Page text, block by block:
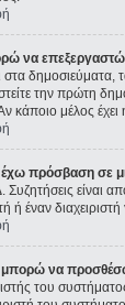
να
δημοσιεύματα,
την πρώτη
κάποιο μέλος
έχω πρόσβαση σε
Συζητήσεις είναι
ή έναν
μπορώ να
του